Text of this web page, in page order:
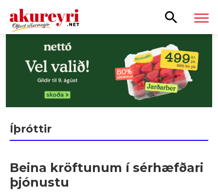
Íþróttir
Beina kröftunum í sérhæfðari
þjónustu